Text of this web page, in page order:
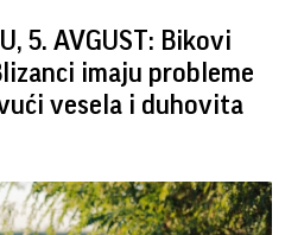
5. AVGUST: Bikovi
imaju probleme
vesela i duhovita